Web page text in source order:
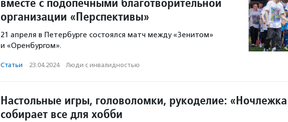
организации «Перспективы»
21 апреля в Петербурге состоялся матч между «Зенитом»
и «Оренбургом».
Статьи · 23.04.2024 · Люди с инвалидностью
Настольные игры, головоломки, рукоделие:
собирает все для хобби